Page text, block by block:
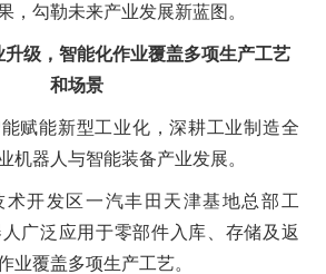
，勾勒未来产业发展新蓝图。
升级，智能化作业覆盖多项生产工艺
和场景
赋能新型工业化，深耕工业制造全
机器人与智能装备产业发展。
术开发区一汽丰田天津基地总部工
广泛应用于零部件入库、存储及返
业覆盖多项生产工艺。